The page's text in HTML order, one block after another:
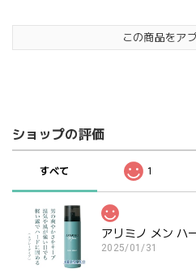
この商品をア
ショップの評価
すべて 1
アリミノ メン ハ
2025/01/31